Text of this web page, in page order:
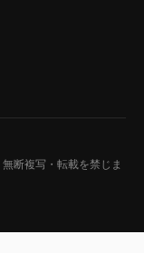
無断複写・転載を禁じま